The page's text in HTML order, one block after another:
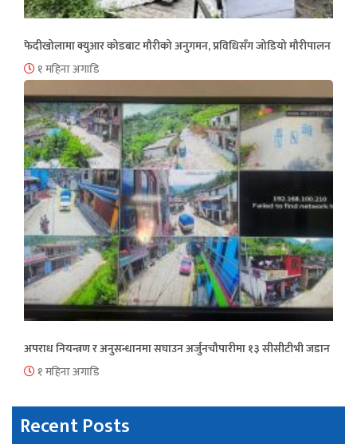
फेदीखोलामा क्युआर कोडबाट मौरीको अनुगमन, प्रविधिसँग जोडियो मौरीपालन
१ महिना अगाडि
अपराध नियन्त्रण र अनुसन्धानमा सघाउन अर्जुनचौपारीमा १३ सीसीटीभी जडान
१ महिना अगाडि
Recent Posts